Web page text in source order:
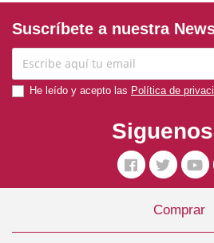
Collar Caza NARANJA
Suscríbete a nuestra
He leído y acepto las Política de
Comprar